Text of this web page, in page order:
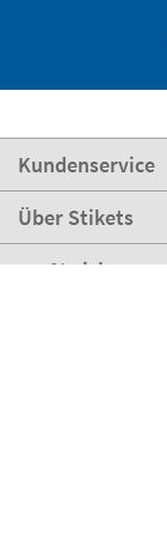
Kundenservice
Über Stikets
100% sicher